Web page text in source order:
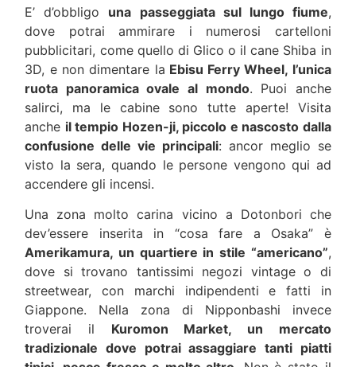
E’ d’obbligo una passeggiata sul lungo fiume,
dove potrai ammirare i numerosi cartelloni
pubblicitari, come quello di Glico o il cane Shiba in
3D, e non dimentare la Ebisu Ferry Wheel, l’unica
ruota panoramica ovale al mondo. Puoi anche
salirci, ma le cabine sono tutte aperte! Visita
anche il tempio Hozen-ji, piccolo e nascosto dalla
confusione delle vie principali: ancor meglio se
visto la sera, quando le persone vengono qui ad
accendere gli incensi.
Una zona molto carina vicino a Dotonbori che
dev’essere inserita in “cosa fare a Osaka” è
Amerikamura, un quartiere in stile “americano”,
dove si trovano tantissimi negozi vintage o di
streetwear, con marchi indipendenti e fatti in
Giappone. Nella zona di Nipponbashi invece
troverai il Kuromon Market, un mercato
tradizionale dove potrai assaggiare tanti piatti